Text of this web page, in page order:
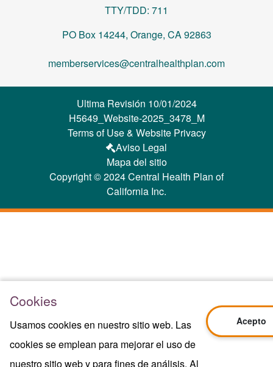
Cookies
Usamos cookies en nuestro sitio web. Las
cookies se emplean para mejorar el uso de
nuestro sitio web y para fines de análisis. Al
Acepto
TTY/TDD: 711
PO Box 14244, Orange, CA 92863
memberservices@centralhealthplan.com
Ultima Revisión 10/01/2024
H5649_Website-2025_3478_M
Terms of Use & Website Privacy
Aviso Legal
Mapa del sitio
Copyright © 2024 Central Health Plan of
California Inc.